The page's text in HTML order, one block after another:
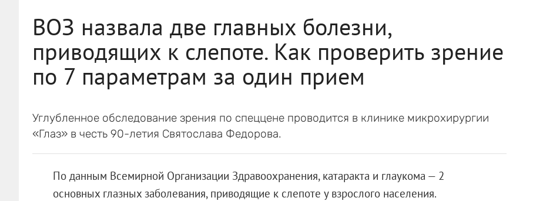
ВОЗ назвала две главных болезни,
приводящих к слепоте. Как проверить зрение
по 7 параметрам за один прием
Углубленное обследование зрения по спеццене проводится в клинике микрохирургии
«Глаз» в честь 90-летия Святослава Федорова.
По данным Всемирной Организации Здравоохранения, катаракта и глаукома — 2
основных глазных заболевания, приводящие к слепоте у взрослого населения.